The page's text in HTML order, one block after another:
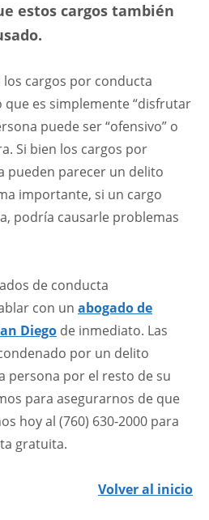
estos cargos también
cargos por conducta
que es simplemente “disfrutar
puede ser “ofensivo” o
Si bien los cargos por
pueden parecer un delito
importante, si un cargo
podría causarle problemas
de conducta
con un abogado de
Diego de inmediato. Las
por un delito
persona por el resto de su
para asegurarnos de que
hoy al (760) 630-2000 para
gratuita.
Volver al inicio